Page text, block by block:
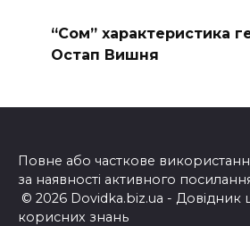
“Сом” характеристика
Остап Вишня
Повне або часткове
за наявності активного
© 2026 Dovidka.biz.ua - Довідник
корисних знань